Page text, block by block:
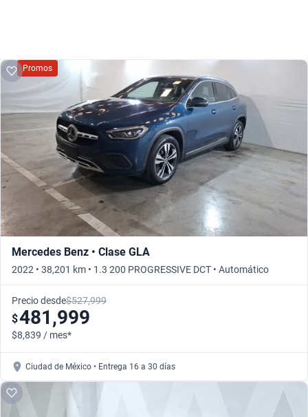
Promos
Mercedes Benz • Clase GLA
2022 • 38,201 km • 1.3 200 PROGRESSIVE DCT • Automático
Precio desde$527,999
$481,999
$8,839 / mes*
Ciudad de México • Entrega 16 a 30 días